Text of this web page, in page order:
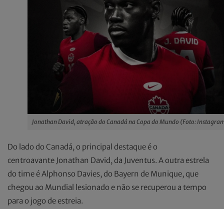
Jonathan David, atração do Canadá na Copa do Mundo (Foto:
Do lado do Canadá, o principal destaque é o
centroavante Jonathan David, da Juventus. A outra estrela
do time é Alphonso Davies, do Bayern de Munique, que
chegou ao Mundial lesionado e não se recuperou a tempo
para o jogo de estreia.